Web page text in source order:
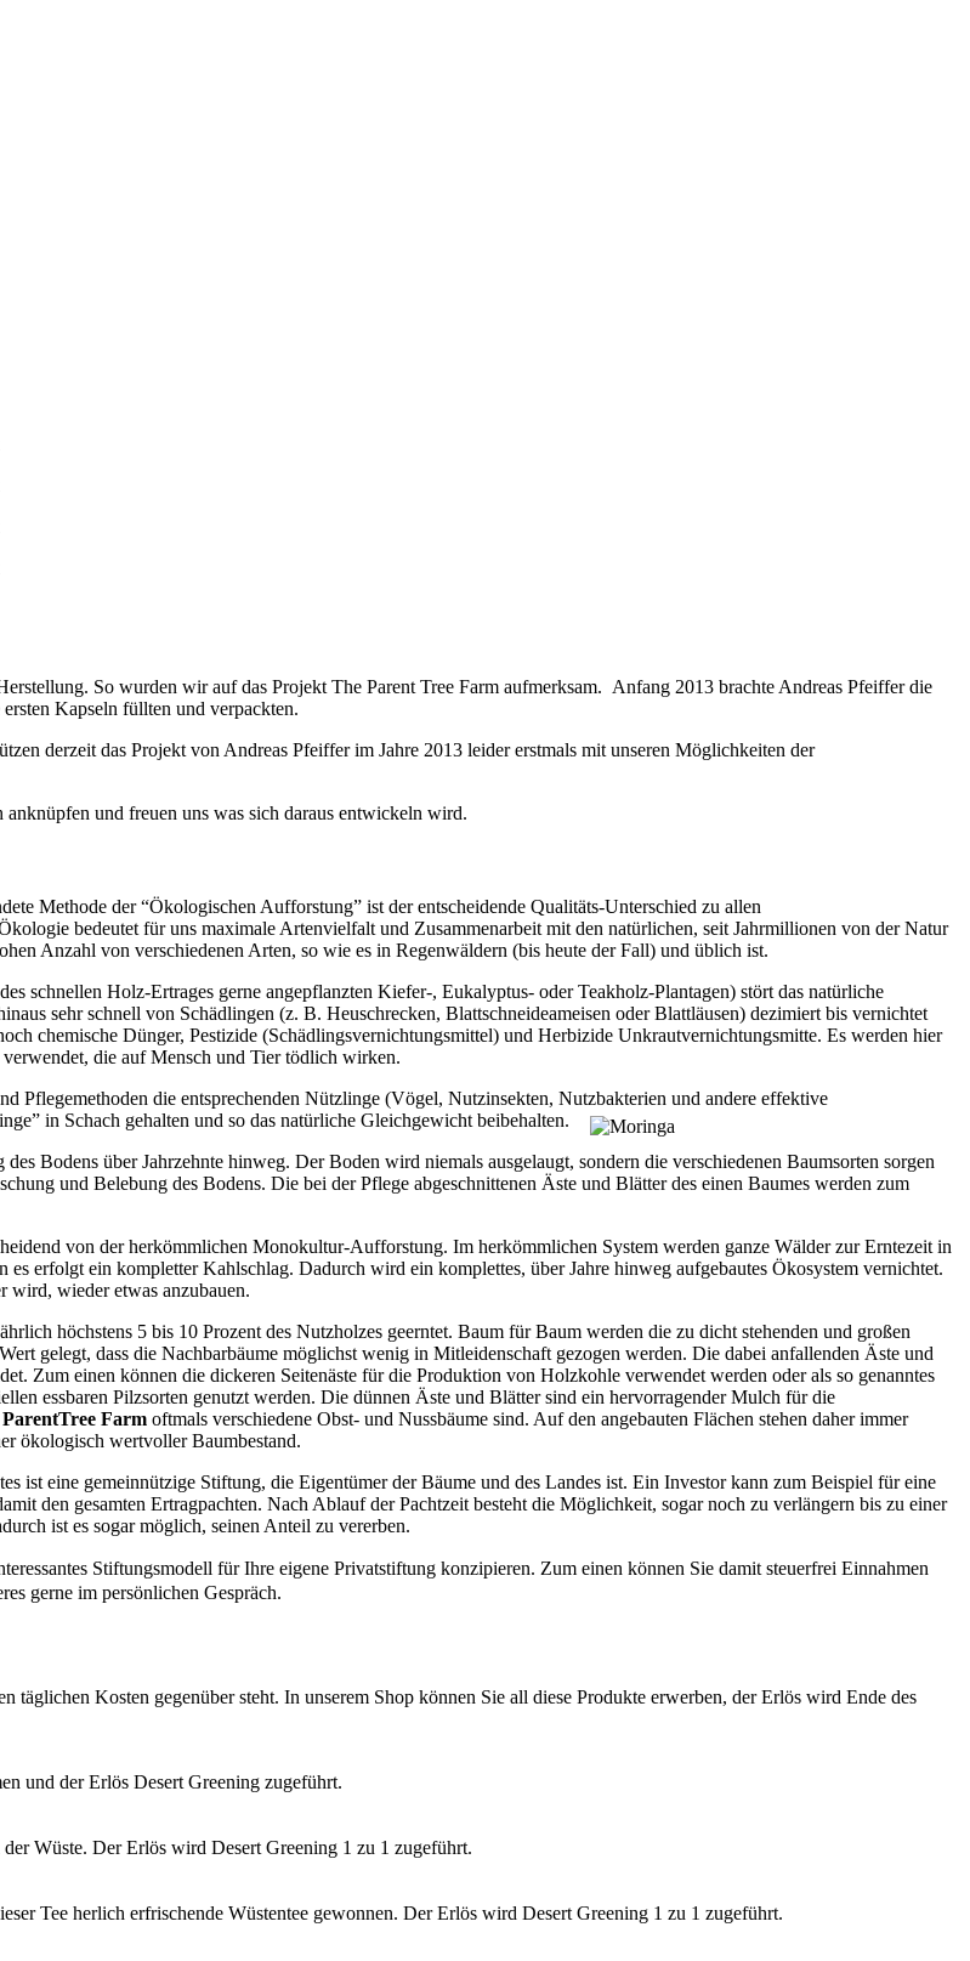
So wurden wir auf das Projekt The Parent Tree Farm aufmerksam. Anfang 2013 brachte Andreas Pfeiffer die
Kapseln füllten und verpackten.
derzeit das Projekt von Andreas Pfeiffer im Jahre 2013 leider erstmals mit unseren Möglichkeiten der
und freuen uns was sich daraus entwickeln wird.
Methode der “Ökologischen Aufforstung” ist der entscheidende Qualitäts-Unterschied zu allen
bedeutet für uns maximale Artenvielfalt und Zusammenarbeit mit den natürlichen, seit Jahrmillionen von der Natur
Anzahl von verschiedenen Arten, so wie es in Regenwäldern (bis heute der Fall) und üblich ist.
Holz-Ertrages gerne angepflanzten Kiefer-, Eukalyptus- oder Teakholz-Plantagen) stört das natürliche
sehr schnell von Schädlingen (z. B. Heuschrecken, Blattschneideameisen oder Blattläusen) dezimiert bis vernichtet
chemische Dünger, Pestizide (Schädlingsvernichtungsmittel) und Herbizide Unkrautvernichtungsmitte. Es werden hier
die auf Mensch und Tier tödlich wirken.
Pflegemethoden die entsprechenden Nützlinge (Vögel, Nutzinsekten, Nutzbakterien und andere effektive
in Schach gehalten und so das natürliche Gleichgewicht beibehalten.
Bodens über Jahrzehnte hinweg. Der Boden wird niemals ausgelaugt, sondern die verschiedenen Baumsorten sorgen
und Belebung des Bodens. Die bei der Pflege abgeschnittenen Äste und Blätter des einen Baumes werden zum
von der herkömmlichen Monokultur-Aufforstung. Im herkömmlichen System werden ganze Wälder zur Erntezeit in
erfolgt ein kompletter Kahlschlag. Dadurch wird ein komplettes, über Jahre hinweg aufgebautes Ökosystem vernichtet.
wird, wieder etwas anzubauen.
höchstens 5 bis 10 Prozent des Nutzholzes geerntet. Baum für Baum werden die zu dicht stehenden und großen
gelegt, dass die Nachbarbäume möglichst wenig in Mitleidenschaft gezogen werden. Die dabei anfallenden Äste und
Zum einen können die dickeren Seitenäste für die Produktion von Holzkohle verwendet werden oder als so genanntes
essbaren Pilzsorten genutzt werden. Die dünnen Äste und Blätter sind ein hervorragender Mulch für die
ParentTree Farm oftmals verschiedene Obst- und Nussbäume sind. Auf den angebauten Flächen stehen daher immer
ökologisch wertvoller Baumbestand.
ist eine gemeinnützige Stiftung, die Eigentümer der Bäume und des Landes ist. Ein Investor kann zum Beispiel für eine
den gesamten Ertragpachten. Nach Ablauf der Pachtzeit besteht die Möglichkeit, sogar noch zu verlängern bis zu einer
ist es sogar möglich, seinen Anteil zu vererben.
Stiftungsmodell für Ihre eigene Privatstiftung konzipieren. Zum einen können Sie damit steuerfrei Einnahmen
gerne im persönlichen Gespräch.
Kosten gegenüber steht. In unserem Shop können Sie all diese Produkte erwerben, der Erlös wird Ende des
und der Erlös Desert Greening zugeführt.
Wüste. Der Erlös wird Desert Greening 1 zu 1 zugeführt.
Tee herlich erfrischende Wüstentee gewonnen. Der Erlös wird Desert Greening 1 zu 1 zugeführt.